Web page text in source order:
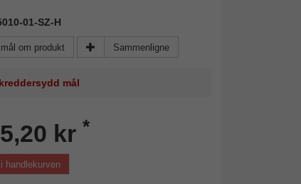
01-SZ-H
om produkt Sammenligne
mål
kr *
i handlekurven